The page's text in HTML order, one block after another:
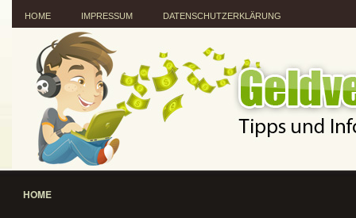
HOME IMPRESSUM DATENSCHUTZERKLÄRUNG
HOME